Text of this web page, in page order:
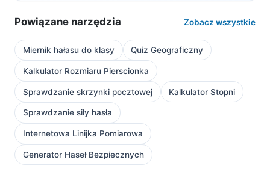
Powiązane narzędzia Zobacz wszystkie
Miernik hałasu do klasy Quiz Geograficzny
Kalkulator Rozmiaru Pierscionka
Sprawdzanie skrzynki pocztowej Kalkulator Stopni
Sprawdzanie siły hasła
Internetowa Linijka Pomiarowa
Generator Haseł Bezpiecznych